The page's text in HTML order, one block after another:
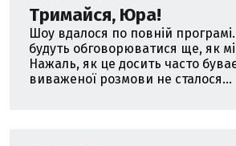
Тримайся, Юра!
Шоу вдалося по повній програмі.
будуть обговорюватися ще, як
Нажаль, як це досить часто
виваженої розмови не сталося...